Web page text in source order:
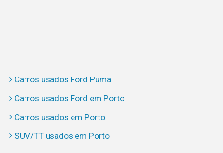
Carros usados Ford Puma
Carros usados Ford em Porto
Carros usados em Porto
SUV/TT usados em Porto